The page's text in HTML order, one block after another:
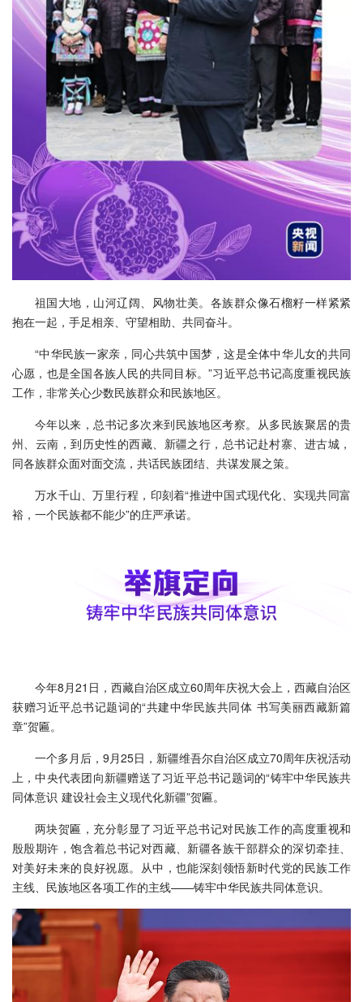
祖国大地，山河辽阔、风物壮美。各族群众像石榴籽一样紧紧
抱在一起，手足相亲、守望相助、共同奋斗。
“中华民族一家亲，同心共筑中国梦，这是全体中华儿女的共同
心愿，也是全国各族人民的共同目标。”习近平总书记高度重视民族
工作，非常关心少数民族群众和民族地区。
今年以来，总书记多次来到民族地区考察。从多民族聚居的贵
州、云南，到历史性的西藏、新疆之行，总书记赴村寨、进古城，
同各族群众面对面交流，共话民族团结、共谋发展之策。
万水千山、万里行程，印刻着“推进中国式现代化、实现共同富
裕，一个民族都不能少”的庄严承诺。
今年8月21日，西藏自治区成立60周年庆祝大会上，西藏自治区
获赠习近平总书记题词的“共建中华民族共同体 书写美丽西藏新篇
章”贺匾。
一个多月后，9月25日，新疆维吾尔自治区成立70周年庆祝活动
上，中央代表团向新疆赠送了习近平总书记题词的“铸牢中华民族共
同体意识 建设社会主义现代化新疆”贺匾。
两块贺匾，充分彰显了习近平总书记对民族工作的高度重视和
殷殷期许，饱含着总书记对西藏、新疆各族干部群众的深切牵挂、
对美好未来的良好祝愿。从中，也能深刻领悟新时代党的民族工作
主线、民族地区各项工作的主线——铸牢中华民族共同体意识。